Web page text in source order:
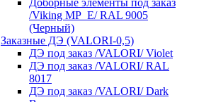
/Viking MP_E/ RAL 9005
(Черный)
Заказные ДЭ (VALORI-0,5)
ДЭ под заказ /VALORI/ Violet
ДЭ под заказ /VALORI/ RAL
8017
ДЭ под заказ /VALORI/ Dark